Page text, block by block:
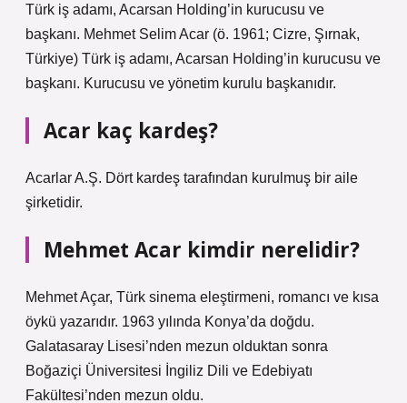
Türk iş adamı, Acarsan Holding’in kurucusu ve
başkanı. Mehmet Selim Acar (ö. 1961; Cizre, Şırnak,
Türkiye) Türk iş adamı, Acarsan Holding’in kurucusu ve
başkanı. Kurucusu ve yönetim kurulu başkanıdır.
Acar kaç kardeş?
Acarlar A.Ş. Dört kardeş tarafından kurulmuş bir aile
şirketidir.
Mehmet Acar kimdir nerelidir?
Mehmet Açar, Türk sinema eleştirmeni, romancı ve kısa
öykü yazarıdır. 1963 yılında Konya’da doğdu.
Galatasaray Lisesi’nden mezun olduktan sonra
Boğaziçi Üniversitesi İngiliz Dili ve Edebiyatı
Fakültesi’nden mezun oldu.